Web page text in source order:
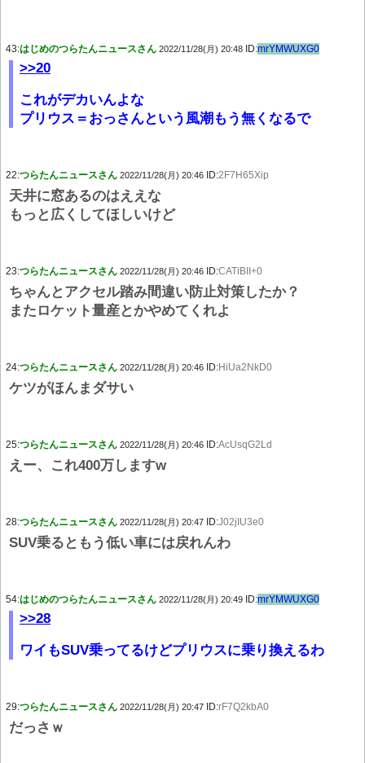
43:はじめのつらたんニュースさん 2022/11/28(月) 20:48 ID:mrYMWUXG0
>>20
これがデカいんよな
プリウス＝おっさんという風潮もう無くなるで
22:つらたんニュースさん 2022/11/28(月) 20:46 ID:2F7H65Xip
天井に窓あるのはええな
もっと広くしてほしいけど
23:つらたんニュースさん 2022/11/28(月) 20:46 ID:CATiBII+0
ちゃんとアクセル踏み間違い防止対策したか？
またロケット量産とかやめてくれよ
24:つらたんニュースさん 2022/11/28(月) 20:46 ID:HiUa2NkD0
ケツがほんまダサい
25:つらたんニュースさん 2022/11/28(月) 20:46 ID:AcUsqG2Ld
えー、これ400万しますw
28:つらたんニュースさん 2022/11/28(月) 20:47 ID:J02jIU3e0
SUV乗るともう低い車には戻れんわ
54:はじめのつらたんニュースさん 2022/11/28(月) 20:49 ID:mrYMWUXG0
>>28
ワイもSUV乗ってるけどプリウスに乗り換えるわ
29:つらたんニュースさん 2022/11/28(月) 20:47 ID:rF7Q2kbA0
だっさｗ